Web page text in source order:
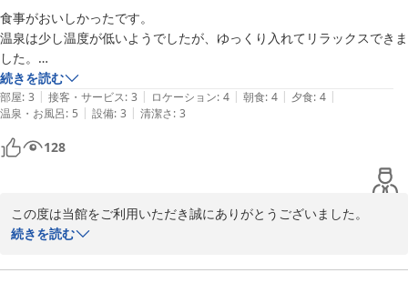
食事がおいしかったです。
温泉は少し温度が低いようでしたが、ゆっくり入れてリラックスできま
した。
数ある露天風呂も快適でした。
ありがとうございましたえ
続きを読む
部屋: 3 | 接客・サービス: 3 | ロケーション: 4 | 朝食: 4 | 夕食: 4 |
温泉・お風呂: 5 | 設備: 3 | 清潔さ: 3
128
この度は当館をご利用いただき誠にありがとうございました。
少しぬるめのお湯はゆっくりと長湯を楽しめるのが特徴でございま
温泉、お食事ともに喜んでいただけましたようで幸いでございま
続きを読む